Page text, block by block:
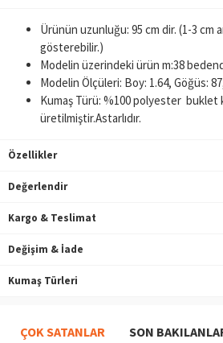
Ürünün uzunluğu: 95 cm dir. (1-3 cm
gösterebilir.)
Modelin üzerindeki ürün m:38
Modelin Ölçüleri: Boy: 1.64, Göğüs:
Kumaş Türü: %100 polyester buklet
üretilmiştir.Astarlıdır.
Özellikler
Değerlendir
Kargo & Teslimat
Değişim & İade
Kumaş Türleri
ÇOK SATANLAR SON